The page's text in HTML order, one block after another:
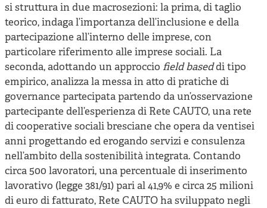
si struttura in due macrosezioni: la prima, di taglio
teorico, indaga l’importanza dell’inclusione e della
partecipazione all’interno delle imprese, con
particolare riferimento alle imprese sociali. La
seconda, adottando un approccio field baseddi tipo
empirico, analizza la messa in atto di pratiche di
governance partecipata partendo da un’osservazione
partecipante dell’esperienza di Rete CAUTO, una rete
di cooperative sociali bresciane che opera da ventisei
anni progettando ed erogando servizi e consulenza
nell’ambito della sostenibilità integrata. Contando
circa 500 lavoratori, una percentuale di inserimento
lavorativo (legge 381/91) pari al 41,9% e circa 25 milioni
di euro di fatturato, Rete CAUTO ha sviluppato negli